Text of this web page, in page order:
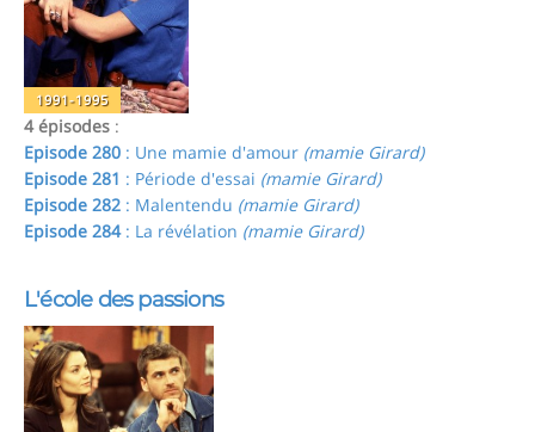
1991-1995
4 épisodes :
Episode 280 : Une mamie d'amour (mamie Girard)
Episode 281 : Période d'essai (mamie Girard)
Episode 282 : Malentendu (mamie Girard)
Episode 284: La révélation (mamie Girard)
L'école des passions